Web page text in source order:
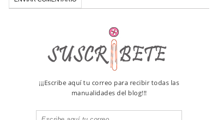
¡¡¡Escribe aquí tu correo para recibir todas las
manualidades del blog!!!